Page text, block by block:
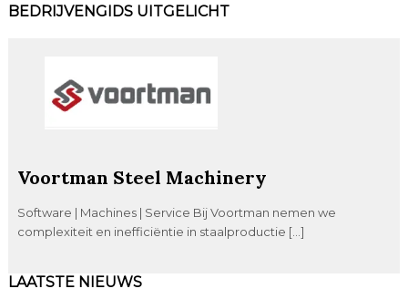
BEDRIJVENGIDS UITGELICHT
Voortman Steel Machinery
Software | Machines | Service Bij Voortman nemen we
complexiteit en inefficiëntie in staalproductie […]
LAATSTE NIEUWS